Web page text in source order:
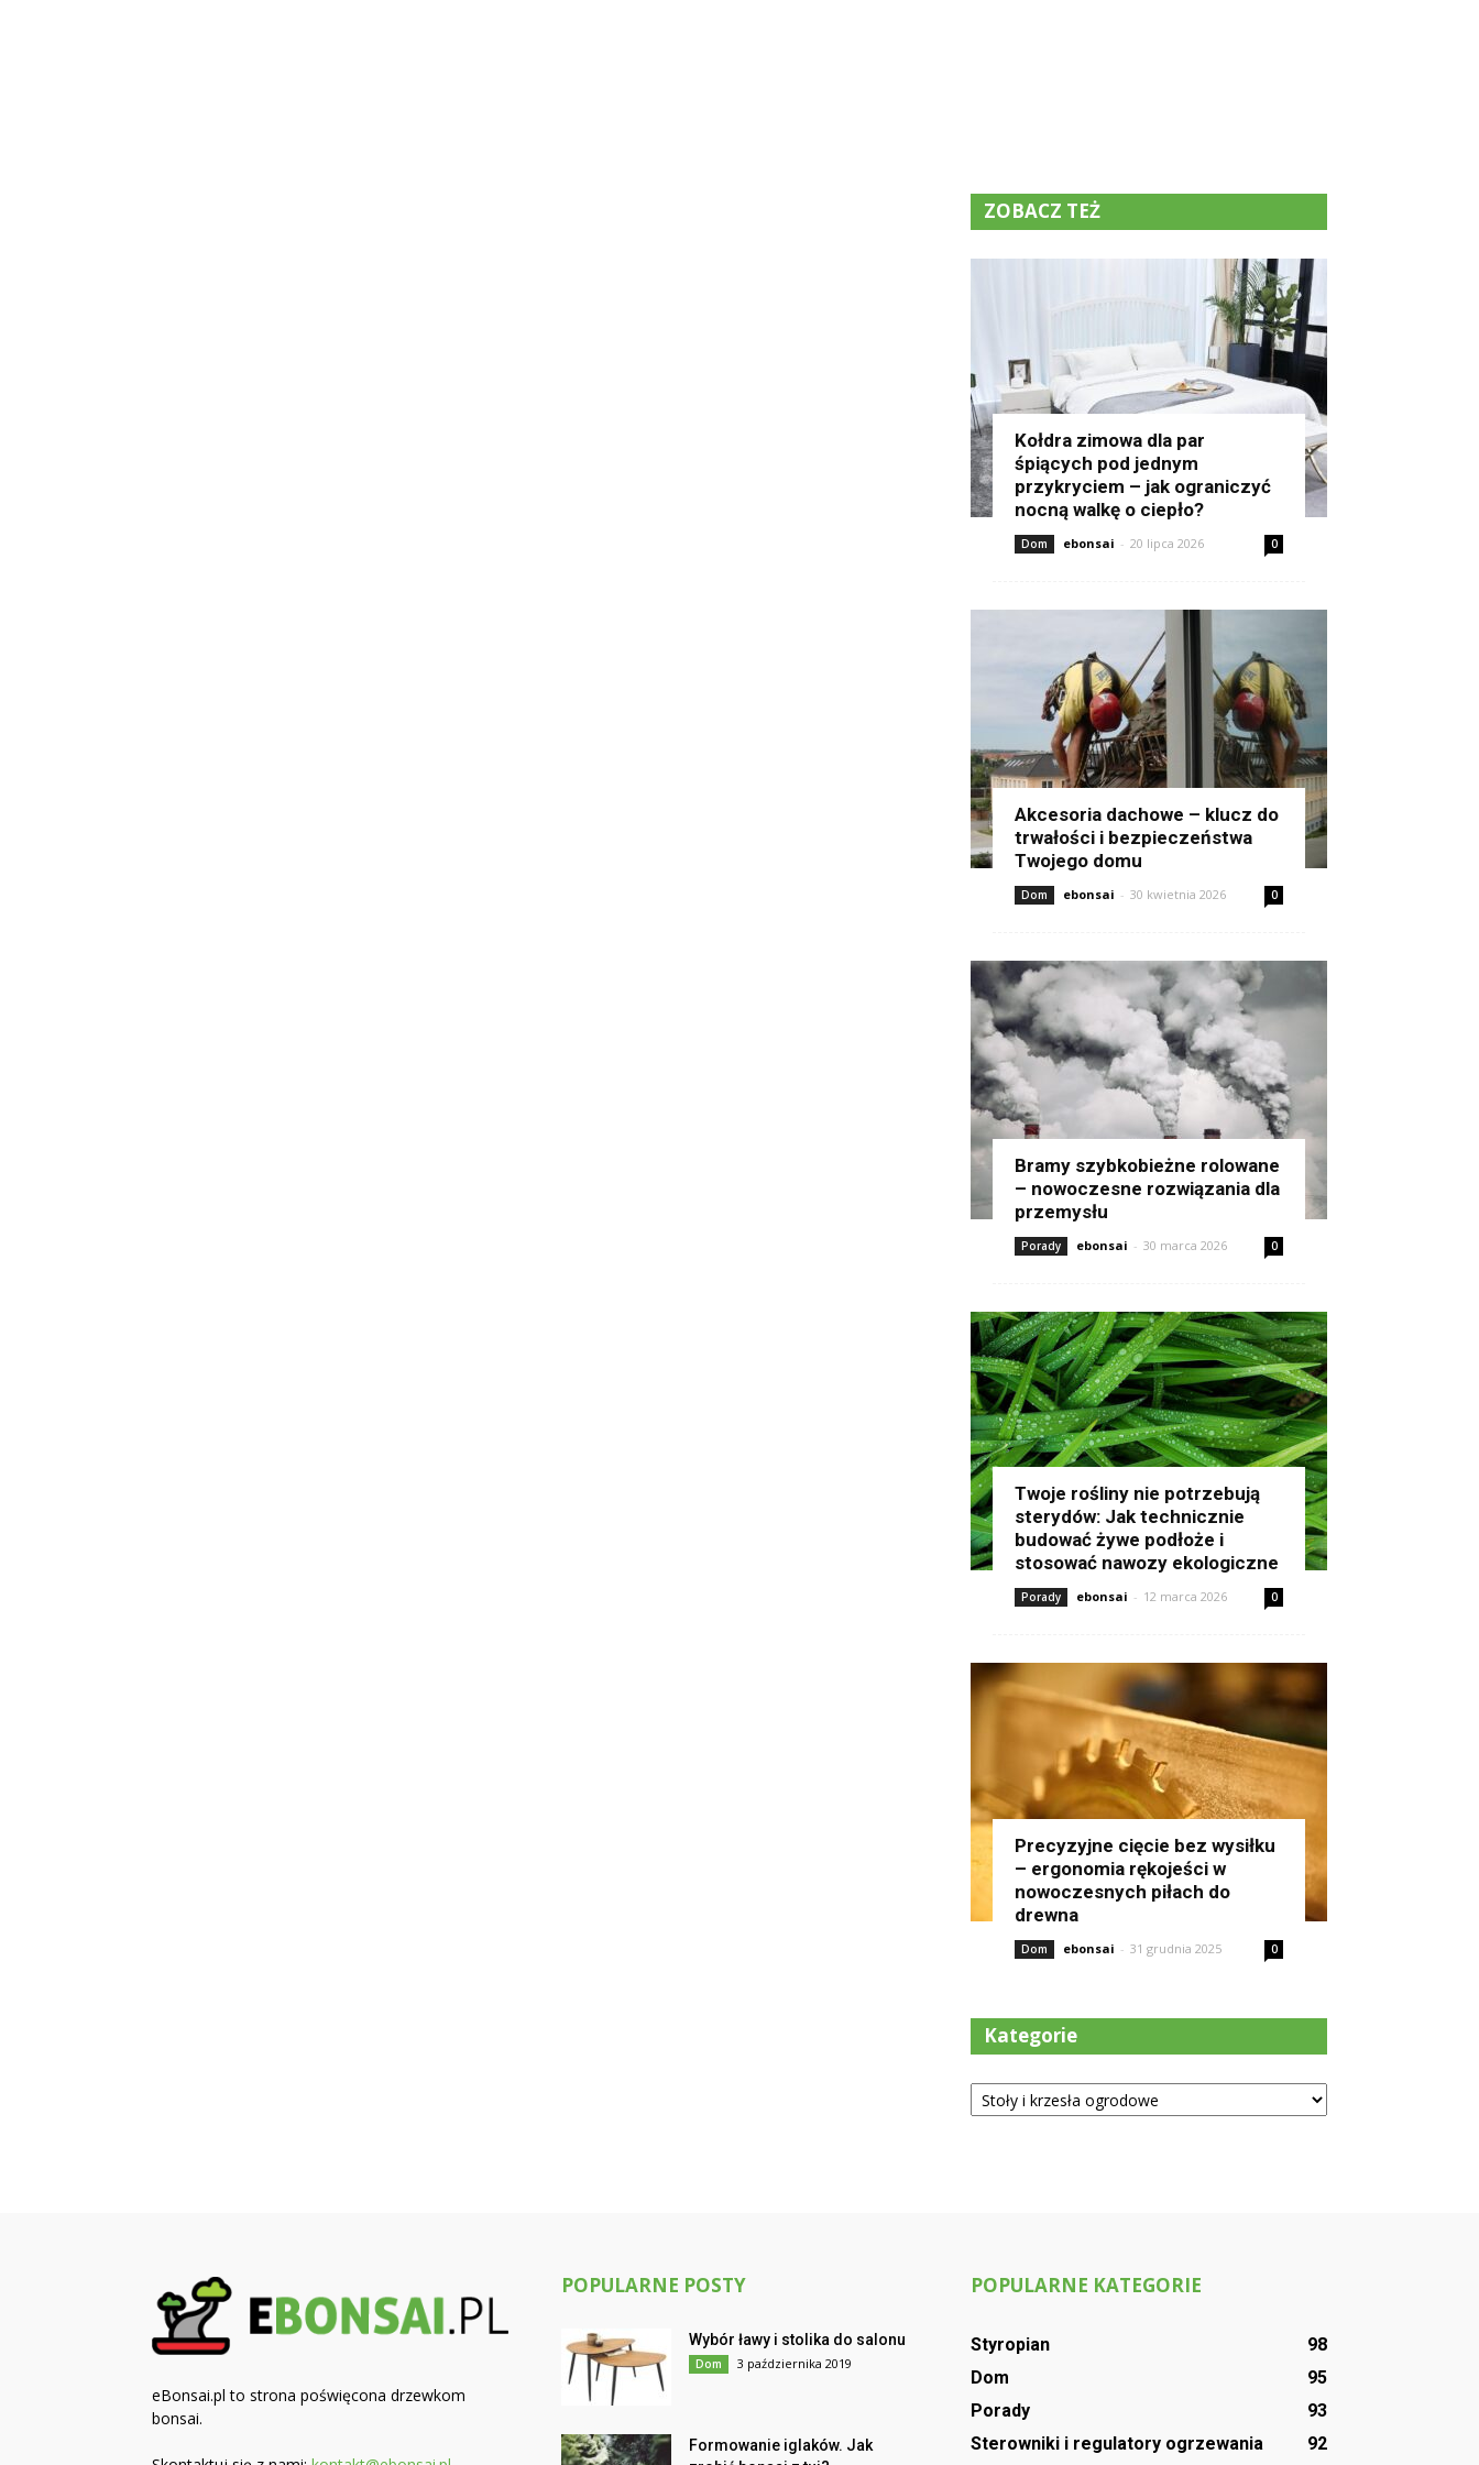
ZOBACZ TEŻ
Kołdra zimowa dla par
śpiących pod jednym
przykryciem – jak ograniczyć
nocną walkę o ciepło?
Dom ebonsai - 20 lipca 2026 0
Akcesoria dachowe – klucz do
trwałości i bezpieczeństwa
Twojego domu
Dom ebonsai - 30 kwietnia 2026 0
Bramy szybkobieżne rolowane
– nowoczesne rozwiązania dla
przemysłu
Porady ebonsai - 30 marca 2026 0
Twoje rośliny nie potrzebują
sterydów: Jak technicznie
budować żywe podłoże i
stosować nawozy ekologiczne
Porady ebonsai - 12 marca 2026 0
Precyzyjne cięcie bez wysiłku
– ergonomia rękojeści w
nowoczesnych piłach do
drewna
Dom ebonsai - 31 grudnia 2025 0
Kategorie
Kategorie
eBonsai.pl to strona poświęcona drzewkom
bonsai.
POPULARNE POSTY
Wybór ławy i stolika do salonu
Dom 3 października 2019
Formowanie iglaków. Jak
POPULARNE KATEGORIE
Styropian
98
Dom
95
Porady
93
Sterowniki i regulatory ogrzewania
92